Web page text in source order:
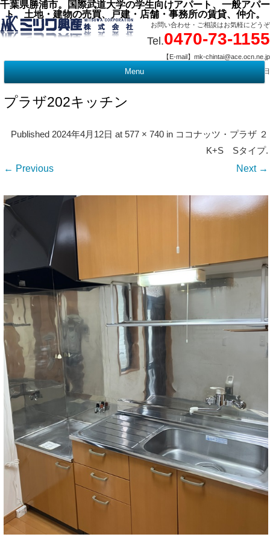
千葉県勝浦市。国際武道大学の学生向けアパート、一般アパー
ト、土地・建物の売買、戸建・店舗・事務所の賃貸、仲介。
お問い合わせ・ご相談はお気軽にどうぞ
Tel.0470-73-1155
【E-mail】mk-chintai@ace.ocn.ne.jp
【営業時間】09:00 ～ 17:15 【定 休 日】水曜・祭日
Menu
プラザ202キッチン
Published2024年4月12日 at577 × 740 in ココナッツ・プラザ ２
K+S Sタイプ.
← Previous Next →